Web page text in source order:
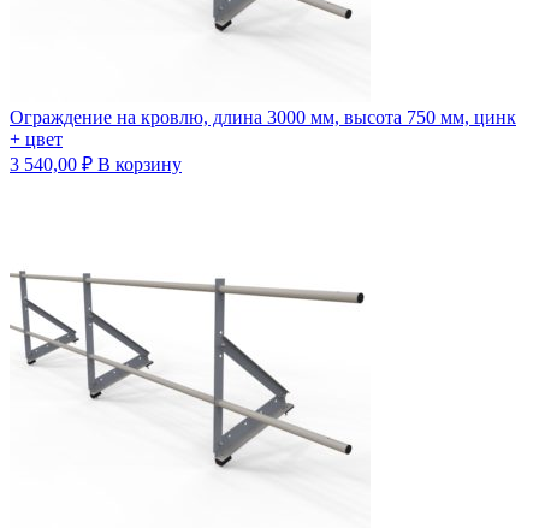
Ограждение на кровлю, длина 3000 мм, высота 750 мм, цинк
+ цвет
3 540,00 ₽ В корзину